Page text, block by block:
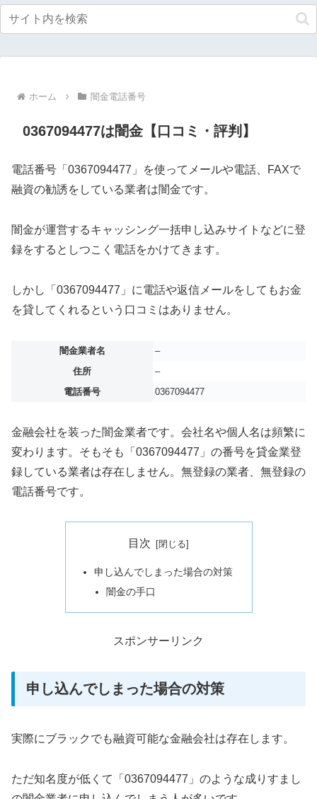
ホーム 闇金電話番号
0367094477は闇金【口コミ・評判】
電話番号「0367094477」を使ってメールや電話、FAXで
融資の勧誘をしている業者は闇金です。
闇金が運営するキャッシング一括申し込みサイトなどに登
録をするとしつこく電話をかけてきます。
しかし「0367094477」に電話や返信メールをしてもお金
を貸してくれるという口コミはありません。
闇金業者名
–
住所
–
電話番号
0367094477
金融会社を装った闇金業者です。会社名や個人名は頻繁に
変わります。そもそも「0367094477」の番号を貸金業登
録している業者は存在しません。無登録の業者、無登録の
電話番号です。
目次
申し込んでしまった場合の対策
闇金の手口
スポンサーリンク
申し込んでしまった場合の対策
実際にブラックでも融資可能な金融会社は存在します。
ただ知名度が低くて「0367094477」のような成りすまし